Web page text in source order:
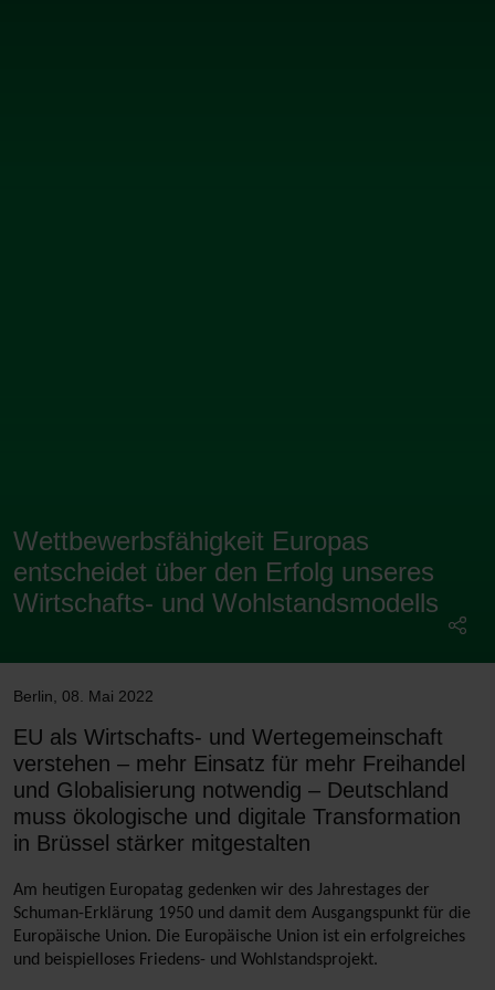
Wettbewerbsfähigkeit Europas
entscheidet über den Erfolg unseres
Wirtschafts- und Wohlstandsmodells
Berlin 08. Mai 2022
EU als Wirtschafts- und Wertegemeinschaft
verstehen – mehr Einsatz für mehr Freihandel
und Globalisierung notwendig – Deutschland
muss ökologische und digitale Transformation
in Brüssel stärker mitgestalten
Am heutigen Europatag gedenken wir des Jahrestages der
Schuman-Erklärung 1950 und damit dem Ausgangspunkt für die
Europäische Union. Die Europäische Union ist ein erfolgreiches
und beispielloses Friedens- und Wohlstandsprojekt.